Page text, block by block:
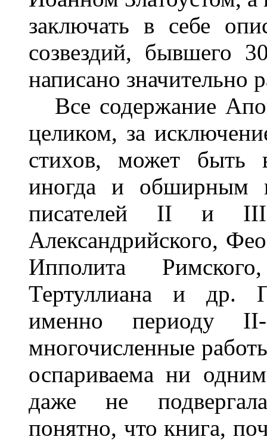
заключать в себе
созвездий, бывшего
написано значительно
Все содержание
целиком, за
стихов, может быть
иногда и обширным
писателей II и III
Александрийского,
Ипполита
Тертуллиана и др.
именно периоду
многочисленные
оспариваема ни
даже не
понятно, что книга,